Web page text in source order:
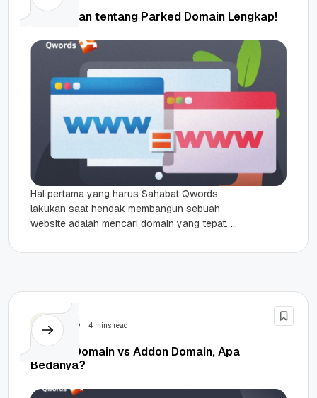
Penjelasan tentang Parked Domain Lengkap!
Hal pertama yang harus Sahabat Qwords
lakukan saat hendak membangun sebuah
website adalah mencari domain yang tepat.
dengan...
Domain 4 mins read
Parked Domain vs Addon Domain, Apa
Bedanya?